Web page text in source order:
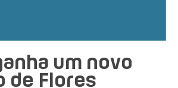
um novo
de Flores